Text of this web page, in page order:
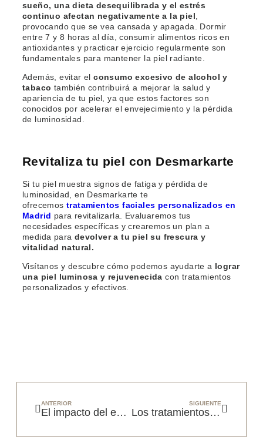
sueño, una dieta desequilibrada y el estrés
continuo afectan negativamente a la piel
provocando que se vea cansada y apagada. Dormir
entre 7 y 8 horas al día, consumir alimentos ricos en
antioxidantes y practicar ejercicio regularmente son
fundamentales para mantener la piel radiante.
Además, evitar elconsumo excesivo de alcohol y
tabaco también contribuirá a mejorar la salud y
apariencia de tu piel, ya que estos factores son
conocidos por acelerar el envejecimiento y la pérdida
de luminosidad.
Revitaliza tu piel con Desmarkarte
Si tu piel muestra signos de fatiga y pérdida de
luminosidad, en Desmarkarte te
ofrecemostratamientos faciales personalizados en
Madrid para revitalizarla. Evaluaremos tus
necesidades específicas y crearemos un plan a
medida para devolver a tu piel su frescura y
vitalidad natural.
Visítanos y descubre cómo podemos ayudarte a lograr
una piel luminosa y rejuvenecida con tratamientos
personalizados y efectivos.
ANTERIOR
El impacto del estrés en tu piel
SIGUIENTE
Los tratamientos más populares para novias y cómo elegir el adecuado